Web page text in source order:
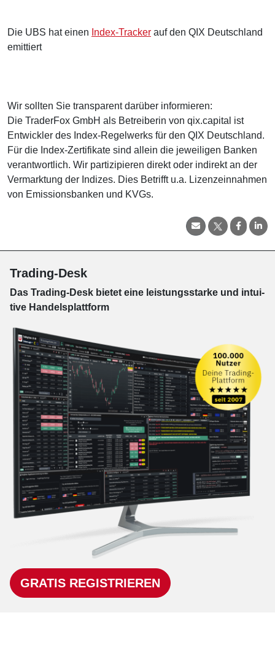
Die UBS hat einen Index-Tracker auf den QIX Deutschland
emittiert
Wir sollten Sie transparent darüber informieren:
Die TraderFox GmbH als Betreiberin von qix.capital ist
Entwickler des Index-Regelwerks für den QIX Deutschland.
Für die Index-Zertifikate sind allein die jeweiligen Banken
verantwortlich. Wir partizipieren direkt oder indirekt an der
Vermarktung der Indizes. Dies Betrifft u.a. Lizenzeinnahmen
von Emissionsbanken und KVGs.
Trading-Desk
Das Trading-Desk bie­tet eine leis­tungs­star­ke und in­tui­
tive Han­dels­platt­form
GRATIS REGISTRIEREN